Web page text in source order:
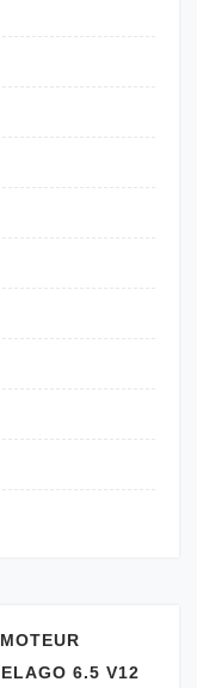
6.5 V12